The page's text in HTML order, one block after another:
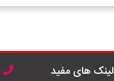
لینک های مفید